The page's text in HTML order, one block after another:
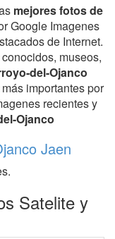
mejores fotos de
Google Imagenes
de Internet.
museos,
del-Ojanco
importantes por
recientes y
Ojanco
Jaen
Satelite y